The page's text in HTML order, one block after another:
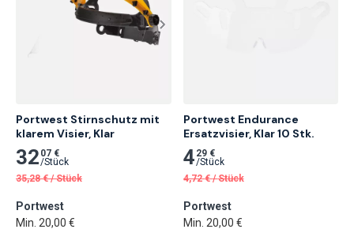
Portwest Stirnschutz mit
klarem Visier, Klar
32 07 €
/Stück
35,28 € /Stück
Portwest
Min. 20,00 €
Portwest Endurance
Ersatzvisier, Klar 10 Stk.
4 29 €
/Stück
4,72 € /Stück
Portwest
Min. 20,00 €